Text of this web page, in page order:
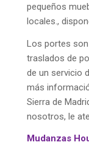
pequeños
locales.,
Los portes
traslados de
de un servicio
más
Sierra de
nosotros, le
Mudanzas